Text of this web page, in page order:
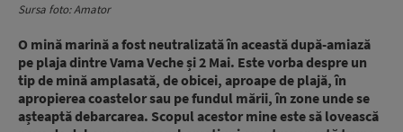
Sursa foto: Amator
O mină marină a fost neutralizată în această după-amiază
pe plaja dintre Vama Veche și 2 Mai. Este vorba despre un
tip de mină amplasată, de obicei, aproape de plajă, în
apropierea coastelor sau pe fundul mării, în zone unde se
așteaptă debarcarea. Scopul acestor mine este să lovească